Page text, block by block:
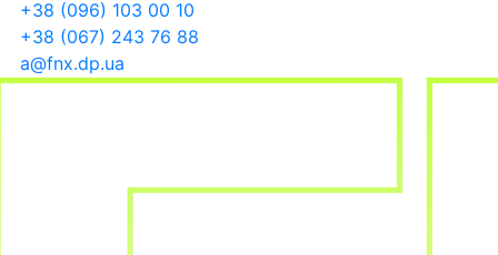
+38 (096) 103 00 10
+38 (067) 243 76 88
a@fnx.dp.ua